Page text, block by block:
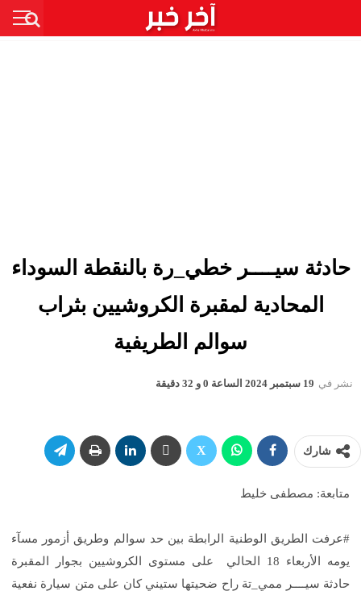
حادثة سيــــر خطي_رة بالنقطة السوداء
المحادية لمقبرة الكروشيين بثراب
سوالم الطريفية
نشر في 19 سبتمبر 2024 الساعة 0 و 32 دقيقة
شارك
متابعة: مصطفى خليط
#عرفت الطريق الوطنية الرابطة بين حد سوالم وطريق أزمور مسآء
يومه الأربعاء 18 الحالي على مستوى الكروشيين بجوار المقبرة
حادثة سيــــر ممي_تة راح ضحيتها ستيني كان على متن سيارة نفعية